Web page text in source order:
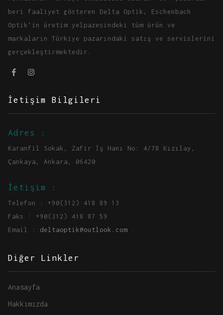
beri faaliyet gösteren Delta Optik, Eschenbach
Optik'in üretim yelpazesindeki tüm ürün ve
markaların Türkiye pazarındaki satış ve servislerini
gerçekleştirmektedir.
İetişim Bilgileri
Adres :
Karanfil Sokak, Zafir İş Hanı No: 4/78 Kızılay,
Çankaya, Ankara, 06420
İetişim :
Telefon : +90(312) 418 89 13
Faks : +90(312) 418 87 59
Email : deltaoptik@outlook.com
Diğer Linkler
Anasayfa
Hakkımızda